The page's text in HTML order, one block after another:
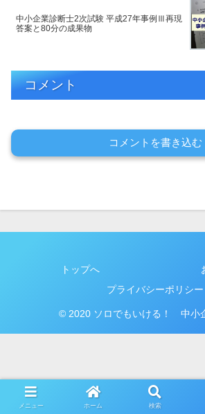
中小企業診断士2次試験 平成27年事例Ⅲ再現
答案と80分の成果物
コメント
コメントを書き込む
トップへ
プライバシーポリシー
© 2020 ソロでもいける！ 中小
メニュー ホーム 検索